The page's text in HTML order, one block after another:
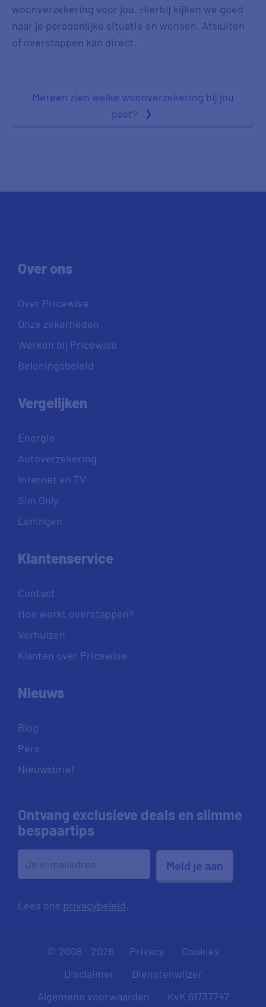
woonverzekering voor jou. Hierbij kijken we goed
naar je persoonlijke situatie en wensen. Afsluiten
of overstappen kan direct.
Meteen zien welke woonverzekering bij jou
past?
Over ons
Over Pricewise
Onze zekerheden
Werken bij Pricewise
Beloningsbeleid
Vergelijken
Energie
Autoverzekering
Internet en TV
Sim Only
Leningen
Klantenservice
Contact
Hoe werkt overstappen?
Verhuizen
Klanten over Pricewise
Nieuws
Blog
Pers
Nieuwsbrief
Ontvang exclusieve deals en slimme
bespaartips
Meld je aan
Lees ons privacybeleid.
© 2008 - 2026 Privacy
Cookies
Disclaimer
Dienstenwijzer
Algemene voorwaarden
KvK 61737747